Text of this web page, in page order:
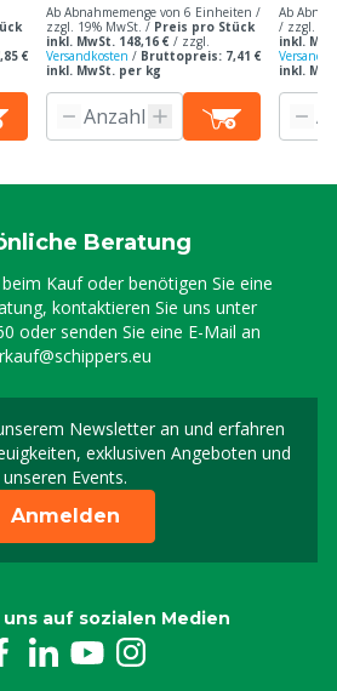
€
Ab Abnahmemenge von 6 Einheiten /
zzgl. 19% MwSt. / Preis pro Stück
inkl. MwSt. 148,16 € / zzgl.
Versandkosten / Bruttopreis: 7,41 €
inkl. MwSt. per kg
Ab
/ zzgl.
inkl.
inkl.
Beratung
Kauf oder benötigen Sie eine
kontaktieren Sie uns unter
oder senden Sie eine E-Mail an
Newsletter an und erfahren
exklusiven Angeboten und
unseren Events.
Melden Sie sich für
Anmelden
uns auf sozialen Medien